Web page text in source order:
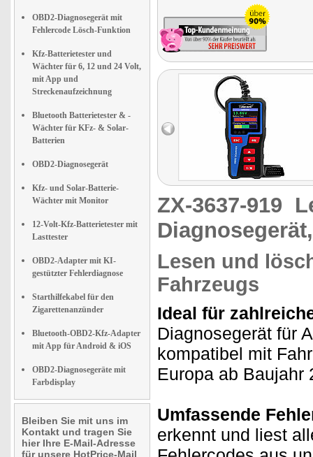
OBD2-Diagnosegerät mit
Fehlercode Lösch-Funktion
Kfz-Batterietester und
Wächter für 6, 12 und 24 Volt,
mit App und
Streckenaufzeichnung
Bluetooth Batterietester & -
Wächter für KFz- & Solar-
Batterien
OBD2-Diagnosegerät
Kfz- und Solar-Batterie-
Wächter mit Monitor
12-Volt-Kfz-Batterietester mit
Lasttester
OBD2-Adapter mit KI-
gestützter Fehlerdiagnose
Starthilfekabel für den
Zigarettenanzünder
Bluetooth-OBD2-Kfz-Adapter
mit App für Android & iOS
OBD2-Diagnosegeräte mit
Farbdisplay
Bleiben Sie mit uns im
Kontakt und tragen Sie
hier Ihre E-Mail-Adresse
für unsere HotPrice-Mail
ZX-3637-919
Lesen und
Fahrzeugs
Ideal für
Diagnosegerät für
kompatibel mit
Europa ab Baujahr
Umfassende
erkennt und liest